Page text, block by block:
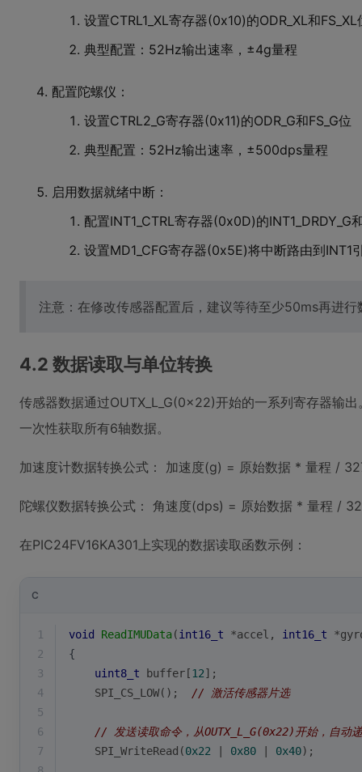
设置CTRL1_XL寄存器(0x10)的ODR_XL和FS_XL
典型配置：52Hz输出速率，±4g量程
配置陀螺仪：
设置CTRL2_G寄存器(0x11)的ODR_G和FS_G位
典型配置：52Hz输出速率，±500dps量程
启用数据就绪中断：
配置INT1_CTRL寄存器(0x0D)的INT1_DRDY_G
设置MD1_CFG寄存器(0x5E)将中断路由到INT1
注意：在修改传感器配置后，建议等待至少50ms再进
4.2 数据读取与单位转换
传感器数据通过OUTX_L_G(0x22)开始的一系列寄存器输
一次性获取所有6轴数据。
加速度计数据转换公式： 加速度(g) = 原始数据 * 量程 /
陀螺仪数据转换公式： 角速度(dps) = 原始数据 * 量程 /
在PIC24FV16KA301上实现的数据读取函数示例：
C
1 void ReadIMUData(int16_t *accel, int16_t
2
{
3
uint8_t buffer[12];
4
    SPI_CS_LOW();
// 激活传感器片选
5
6
// 发送读取命令，从OUTX_L_G(0x22)开始，自动
7
    SPI_WriteRead(
0x22 0x80 0x40);